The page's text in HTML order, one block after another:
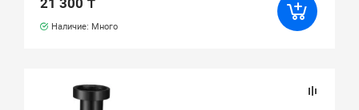
21 300 ₸
Наличие: Много